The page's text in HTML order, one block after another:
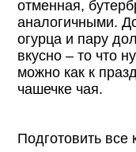
отменная,
аналогичными.
огурца и пару
вкусно – то что
можно как к
чашечке чая.
Подготовить все